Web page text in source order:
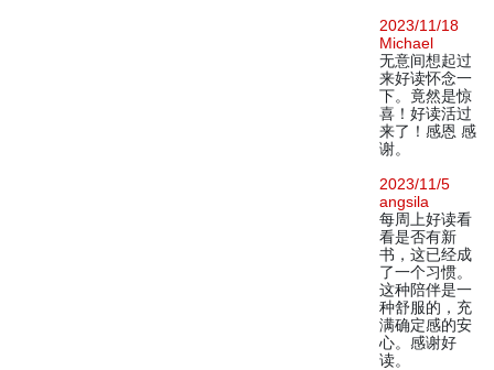
2023/11/18
Michael
无意间想起过
来好读怀念一
下。竟然是惊
喜！好读活过
来了！感恩 感
谢。
2023/11/5
angsila
每周上好读看
看是否有新
书，这已经成
了一个习惯。
这种陪伴是一
种舒服的，充
满确定感的安
心。感谢好
读。